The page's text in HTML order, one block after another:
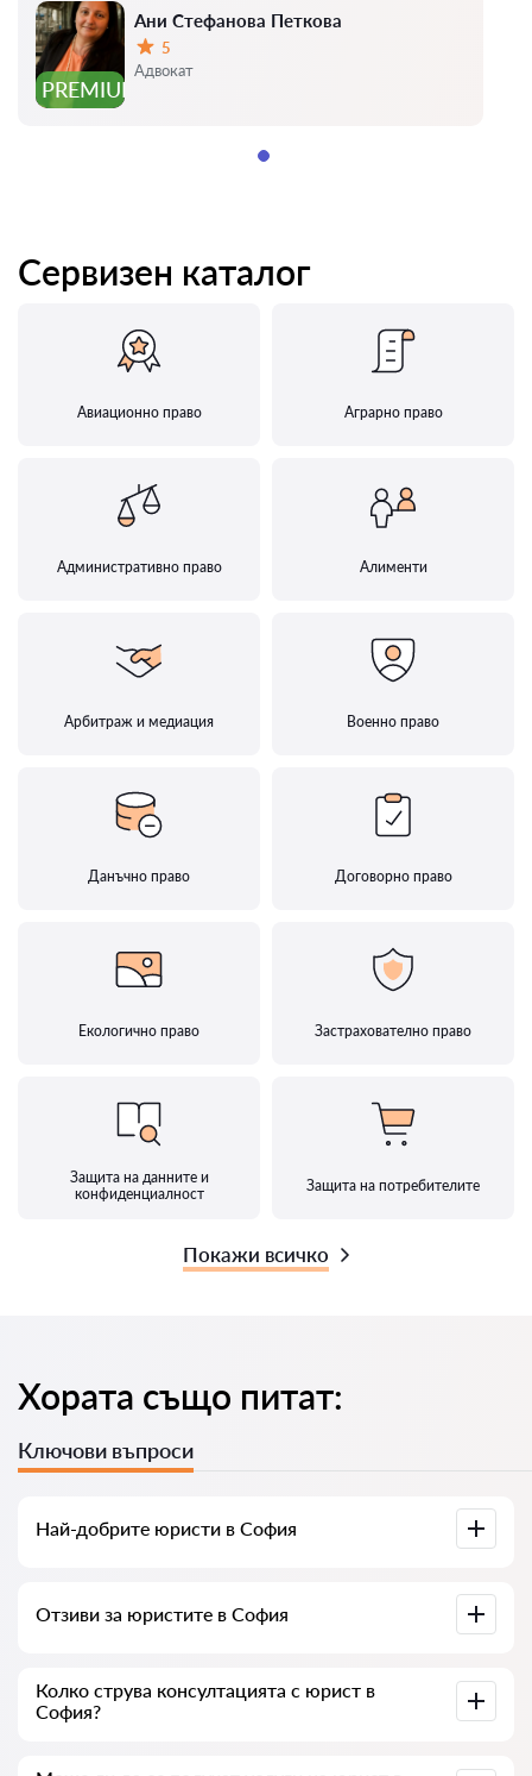
PREMIUM
Ани Стефанова Петкова
Оценка:
5
Адвокат
Сервизен каталог
Авиационно право Аграрно право
Административно право Алименти
Арбитраж и медиация Военно право
Данъчно право Договорно право
Екологично право Застрахователно право
Защита на данните и
конфиденциалност
Защита на потребителите
Покажи всичко
Хората също питат:
Ключови въпроси
Най-добрите юристи в София
пълна информация. Цени, отзиви, телефонен номер и
Отзиви за юристите в София
юристите, не изтриваме отрицателни отзиви и няма
възможност за манипулация.
Колко струва консултацията с юрист в
София?